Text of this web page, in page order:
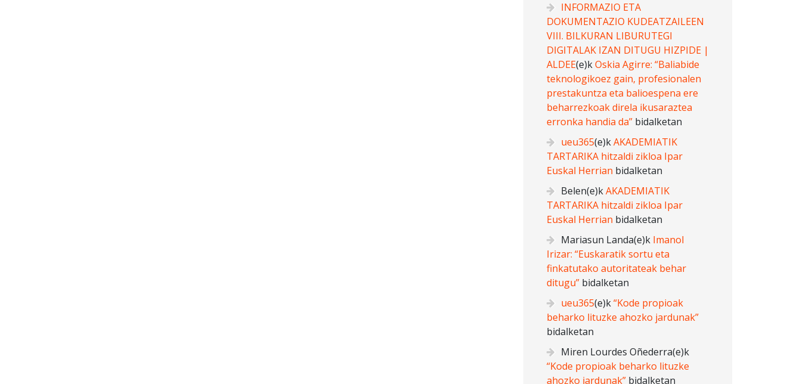
INFORMAZIO ETA
DOKUMENTAZIO KUDEATZAILEEN
VIII. BILKURAN LIBURUTEGI
DIGITALAK IZAN DITUGU HIZPIDE |
ALDEE(e)kOskia Agirre: “Baliabide
teknologikoez gain, profesionalen
prestakuntza eta balioespena ere
beharrezkoak direla ikusaraztea
erronka handia da” bidalketan
ueu365(e)kAKADEMIATIK
TARTARIKA hitzaldi zikloa Ipar
Euskal Herrian bidalketan
Belen(e)kAKADEMIATIK
TARTARIKA hitzaldi zikloa Ipar
Euskal Herrian bidalketan
Mariasun Landa(e)k Imanol
Irizar: “Euskaratik sortu eta
finkatutako autoritateak behar
ditugu” bidalketan
ueu365(e)k“Kode propioak
beharko lituzke ahozko jardunak”
bidalketan
Miren Lourdes Oñederra(e)k
“Kode propioak beharko lituzke
ahozko jardunak” bidalketan